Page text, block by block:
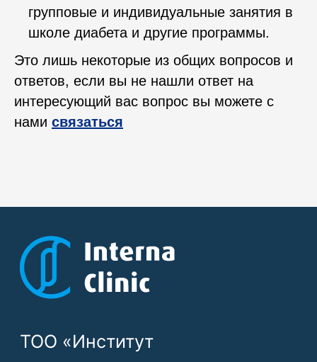
групповые и индивидуальные занятия в
школе диабета и другие программы.
Это лишь некоторые из общих вопросов и
ответов, если вы не нашли ответ на
интересующий вас вопрос вы можете с
нами связаться
Договор открытой оферты InternaClinic
Правило возврата средств